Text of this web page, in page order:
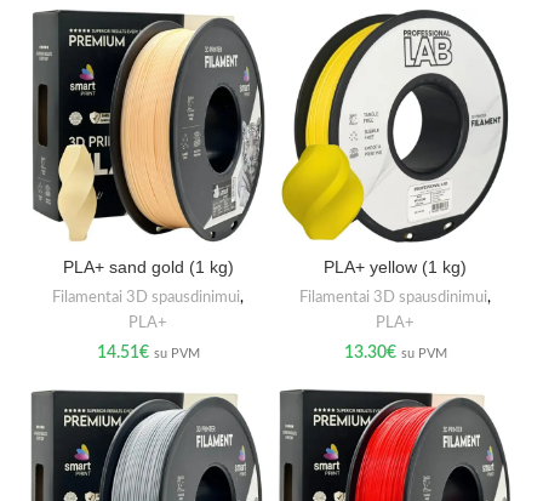
PLA+ sand gold (1 kg)
Filamentai 3D spausdinimui,
PLA+
14.51€ su PVM
PLA+ yellow (1 kg)
Filamentai 3D spausdinimui,
PLA+
13.30€ su PVM